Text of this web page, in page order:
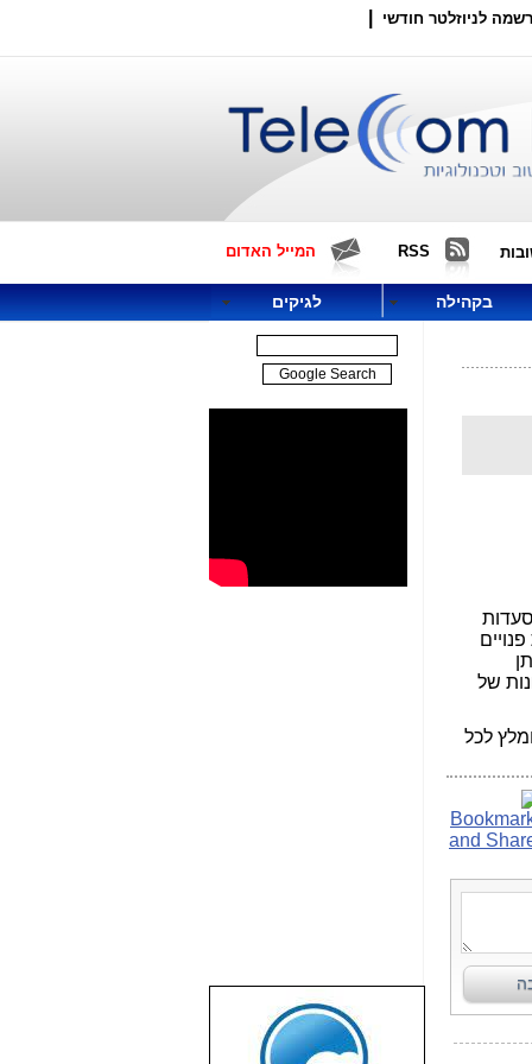
לניוזלטר חודשי
RSS המייל האדום
בקהילה לגיקים
לאתר מסעדות בקרבת המשתמש מבין 20,000 מסעדות
של
לכל
שבוע טוב לכל
הגולשים באשר